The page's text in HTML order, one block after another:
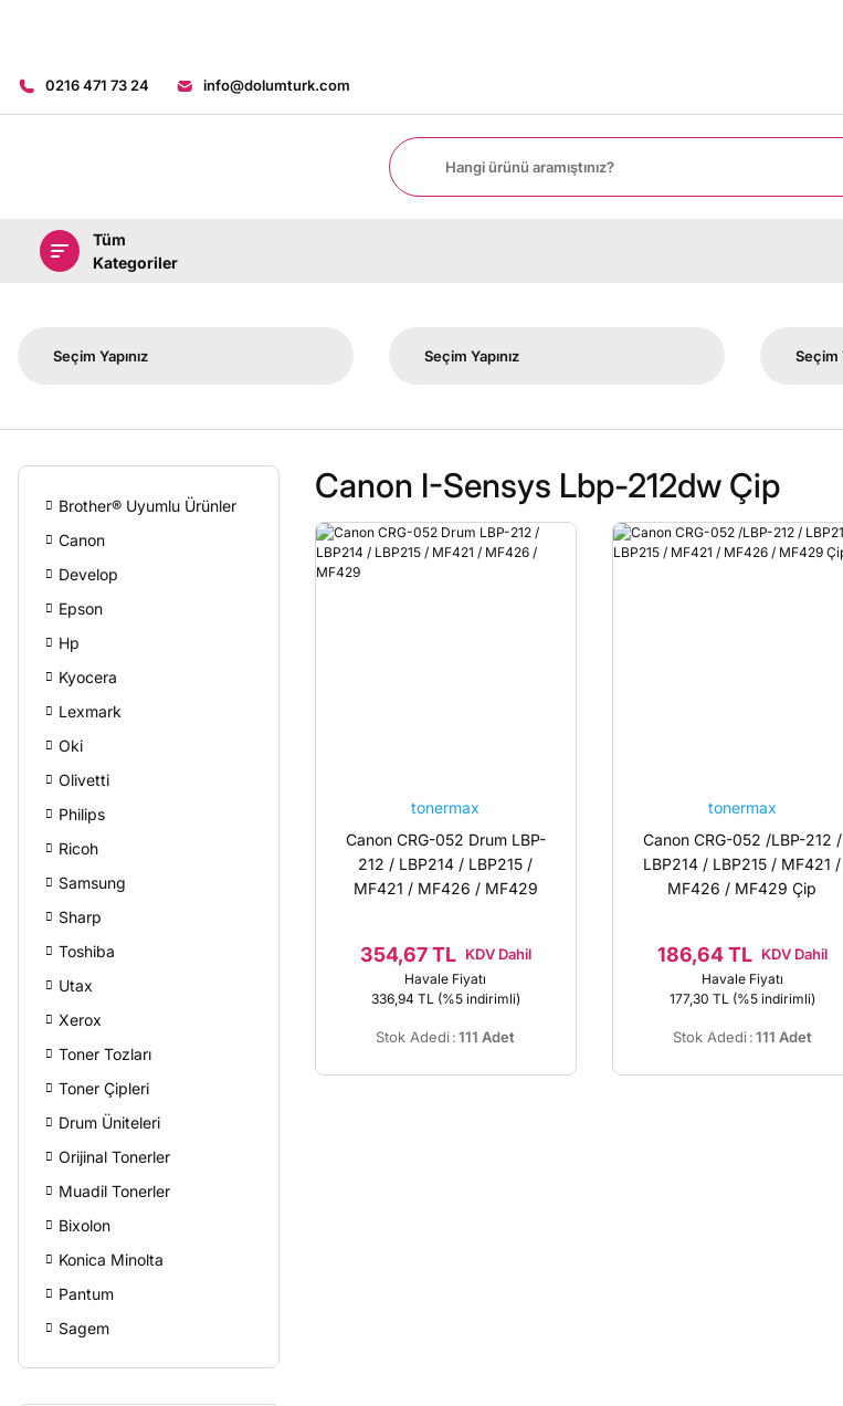
0216 471 73 24 info@dolumturk.com
Tüm
Kategoriler
Brother® Uyumlu Ürünler
Canon
Develop
Epson
Hp
Kyocera
Lexmark
Oki
Olivetti
Philips
Ricoh
Samsung
Sharp
Toshiba
Utax
Xerox
Toner Tozları
Toner Çipleri
Drum Üniteleri
Orijinal Tonerler
Muadil Tonerler
Bixolon
Konica Minolta
Pantum
Sagem
Canon I-Sensys Lbp-212dw Çip
tonermax
Canon CRG-052 Drum LBP-
212 / LBP214 / LBP215 /
MF421 / MF426 / MF429
354,67 TL KDV Dahil
Havale Fiyatı
336,94 TL (%5 indirimli)
Stok Adedi :111 Adet
tonermax
Canon CRG-052 /LBP-212 /
LBP214 / LBP215 / MF421 /
MF426 / MF429 Çip
186,64 TL KDV Dahil
Havale Fiyatı
177,30 TL (%5 indirimli)
Stok Adedi :111 Adet